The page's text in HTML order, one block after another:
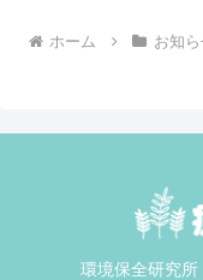
ホーム お知
環境保全研究所